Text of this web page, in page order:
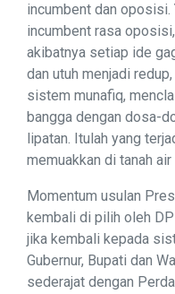
incumbent dan oposisi.
incumbent rasa
akibatnya setiap ide
dan utuh menjadi
sistem munafiq,
bangga dengan dosa-
lipatan. Itulah yang
memuakkan di tanah
Momentum usulan
kembali di pilih oleh
jika kembali kepada
Gubernur, Bupati dan
sederajat dengan